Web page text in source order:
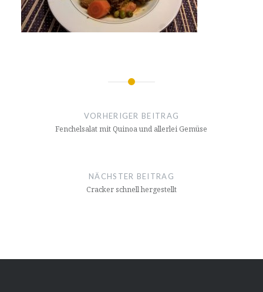
NavigationVORHERIGER BEITRAG
Fenchelsalat mit Quinoa und allerlei Gemüse
NÄCHSTER BEITRAG
Cracker schnell hergestellt